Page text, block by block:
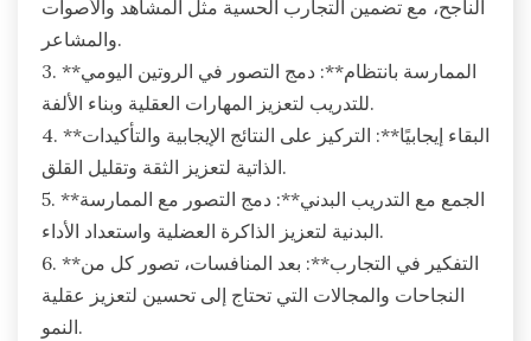
الناجح، مع تضمين التجارب الحسية مثل المشاهد والأصوات
والمشاعر.
3. **الممارسة بانتظام**: دمج التصور في الروتين اليومي
للتدريب لتعزيز المهارات العقلية وبناء الألفة.
4. **البقاء إيجابيًا**: التركيز على النتائج الإيجابية والتأكيدات
الذاتية لتعزيز الثقة وتقليل القلق.
5. **الجمع مع التدريب البدني**: دمج التصور مع الممارسة
البدنية لتعزيز الذاكرة العضلية واستعداد الأداء.
6. **التفكير في التجارب**: بعد المنافسات، تصور كل من
النجاحات والمجالات التي تحتاج إلى تحسين لتعزيز عقلية
النمو.